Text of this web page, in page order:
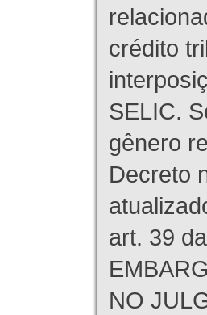
crédito
SELIC.
gênero
Decreto
art. 39
NO